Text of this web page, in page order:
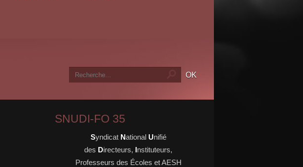
SNUDI-FO 35
Syndicat National Unifié
des Directeurs, Instituteurs,
Professeurs des Écoles et AESH